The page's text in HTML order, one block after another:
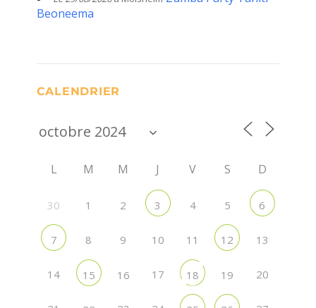
Beoneema
CALENDRIER
L M M J V S D
30 1 2 3 4 5 6
7 8 9 10 11 12 13
14 15 16 17 18 19 20